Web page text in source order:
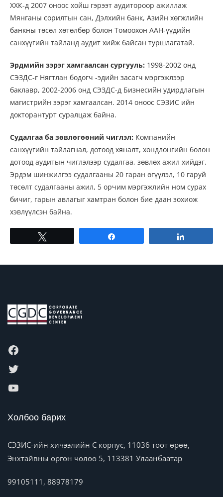
ХХК-д 2007 оноос хойш гэрээт аудитороор ажиллаж
Мянганы сорилтын сан, Дэлхийн банк, Азийн хөгжлийн
банкны төсөл хөтөлбөр болон Томоохон ААН-үүдийн
санхүүгийн тайланд аудит хийж байсан туршлагатай.
Эрдмийн зэрэг хамгаалсан сургууль: 1998-2002 онд
СЭЗДС-г Нягтлан бодогч -эдийн засагч мэргэжлээр
баклавр, 2002-2006 онд СЭЗДС-д Бизнесийн удирдлагын
магистрийн зэрэг хамгаалсан. 2014 оноос СЭЗИС ийн
докторантурт суралцаж байна.
Судалгаа ба зөвлөгөөний чиглэл: Компанийн
санхүүгийн тайлагнал, дотоод хяналт, хөндлөнгийн болон
дотоод аудитын чиглэлээр судалгаа, зөвлөх ажил хийдэг.
Эрдэм шинжилгээ судалгааны 20 гаран өгүүлэл, 10 гаруй
төсөлт судалгааны ажил, 5 орчим мэргэжлийн ном сурах
бичиг, гарын авлагыг хамтран болон бие даан зохиож
хэвлүүлсэн байна.
Холбоо барих
СЭЗИС-ийн хичээлийн C корпус, 1103б тоот өрөө,
Энхтайвны өргөн чөлөө 5, 113381 Улаанбаатар
99105111, 88978179